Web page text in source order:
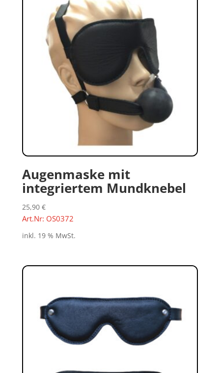
Augenmaske mit
integriertem Mundknebel
25,90 €
Art.Nr: OS0372
inkl. 19 % MwSt.